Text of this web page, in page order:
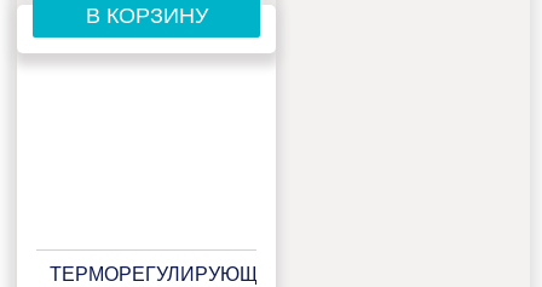
В КОРЗИНУ
ТЕРМОРЕГУЛИРУЮЩИМ